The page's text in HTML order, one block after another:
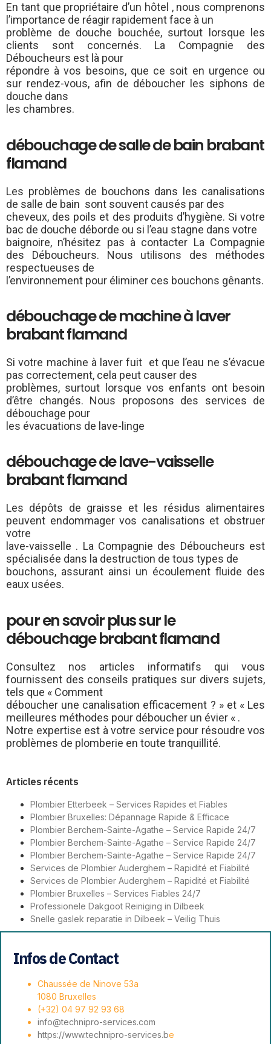
En tant que propriétaire d’un hôtel , nous comprenons
l’importance de réagir rapidement face à un
problème de douche bouchée, surtout lorsque les
clients sont concernés. La Compagnie des
Déboucheurs est là pour
répondre à vos besoins, que ce soit en urgence ou
sur rendez-vous, afin de déboucher les siphons de
douche dans
les chambres.
débouchage de salle de bain brabant
flamand
Les problèmes de bouchons dans les canalisations
de salle de bain sont souvent causés par des
cheveux, des poils et des produits d’hygiène. Si votre
bac de douche déborde ou si l’eau stagne dans votre
baignoire, n’hésitez pas à contacter La Compagnie
des Déboucheurs. Nous utilisons des méthodes
respectueuses de
l’environnement pour éliminer ces bouchons gênants.
débouchage de machine à laver
brabant flamand
Si votre machine à laver fuit et que l’eau ne s’évacue
pas correctement, cela peut causer des
problèmes, surtout lorsque vos enfants ont besoin
d’être changés. Nous proposons des services de
débouchage pour
les évacuations de lave-linge
débouchage de lave-vaisselle
brabant flamand
Les dépôts de graisse et les résidus alimentaires
peuvent endommager vos canalisations et obstruer
votre
lave-vaisselle . La Compagnie des Déboucheurs est
spécialisée dans la destruction de tous types de
bouchons, assurant ainsi un écoulement fluide des
eaux usées.
pour en savoir plus sur le
débouchage brabant flamand
Consultez nos articles informatifs qui vous
fournissent des conseils pratiques sur divers sujets,
tels que « Comment
déboucher une canalisation efficacement ? » et « Les
meilleures méthodes pour déboucher un évier « .
Notre expertise est à votre service pour résoudre vos
problèmes de plomberie en toute tranquillité.
Articles récents
Plombier Etterbeek – Services Rapides et Fiables
Plombier Bruxelles: Dépannage Rapide & Efficace
Plombier Berchem-Sainte-Agathe – Service Rapide 24/7
Plombier Berchem-Sainte-Agathe – Service Rapide 24/7
Plombier Berchem-Sainte-Agathe – Service Rapide 24/7
Services de Plombier Auderghem – Rapidité et Fiabilité
Services de Plombier Auderghem – Rapidité et Fiabilité
Plombier Bruxelles – Services Fiables 24/7
Professionele Dakgoot Reiniging in Dilbeek
Snelle gaslek reparatie in Dilbeek – Veilig Thuis
Infos de Contact
Chaussée de Ninove 53a
1080 Bruxelles
(+32) 04 97 92 93 68
info@technipro-services.com
https://www.technipro-services.be